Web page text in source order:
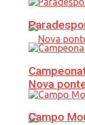
Nova
Campo